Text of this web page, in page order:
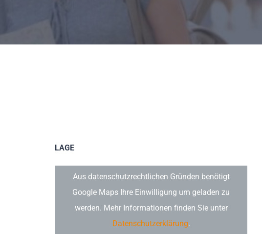
LAGE
Aus datenschutzrechtlichen Gründen benötigt
Google Maps Ihre Einwilligung um geladen zu
werden. Mehr Informationen finden Sie unter
Datenschutzerklärung.